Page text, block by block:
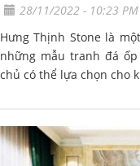
28/11/2022 - 10:23 PM
Hưng Thịnh Stone là
những mẫu tranh đá
chủ có thể lựa chọn cho